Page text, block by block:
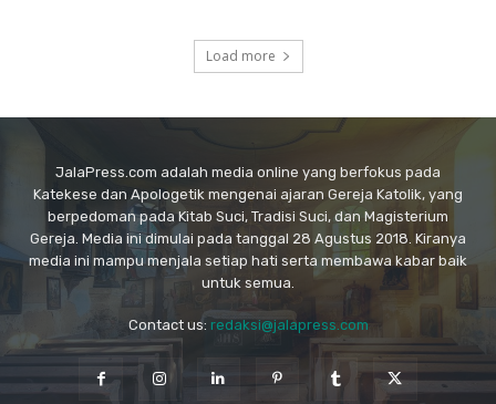
Load more
JalaPress.com adalah media online yang berfokus pada
Katekese dan Apologetik mengenai ajaran Gereja Katolik, yang
berpedoman pada Kitab Suci, Tradisi Suci, dan Magisterium
Gereja. Media ini dimulai pada tanggal 28 Agustus 2018. Kiranya
media ini mampu menjala setiap hati serta membawa kabar baik
untuk semua.
Contact us: redaksi@jalapress.com